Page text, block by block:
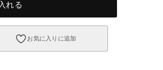
れる
お気に入りに追加